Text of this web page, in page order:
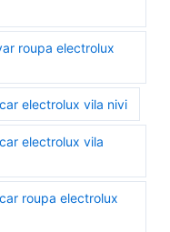
roupa electrolux
electrolux vila nivi
electrolux vila
roupa electrolux